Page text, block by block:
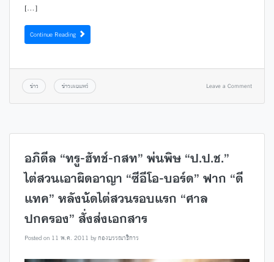
[…]
Continue Reading
ข่าว ข่าวเผยแพร่ Leave a Comment
อภิดีล “ทรู-ฮัทช์-กสท” พ่นพิษ “ป.ป.ช.”
ไต่สวนเอาผิดอาญา “ซีอีโอ-บอร์ด” ฟาก “ดี
แทค” หลังนัดไต่สวนรอบแรก “ศาล
ปกครอง” สั่งส่งเอกสาร
Posted on 11 พ.ค. 2011 byกองบรรณาธิการ